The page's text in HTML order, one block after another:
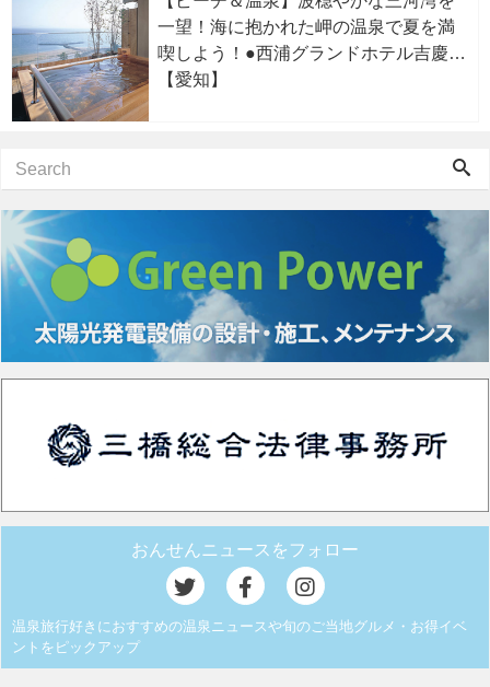
一望！海に抱かれた岬の温泉で夏を満
喫しよう！●西浦グランドホテル吉慶
【愛知】
おんせんニュースをフォロー
温泉旅行好きにおすすめの温泉ニュースや旬のご当地グルメ・お得イベ
ントをピックアップ